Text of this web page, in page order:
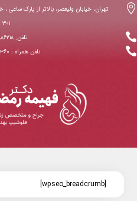

۳۰۱
 تلفن: ۰۲۱۸۸۸۸۶۲۱۸
 نلفن همراه : ۰۹۳۵۹۵۶۳۳۶۰
[wpseo_breadcrumb]